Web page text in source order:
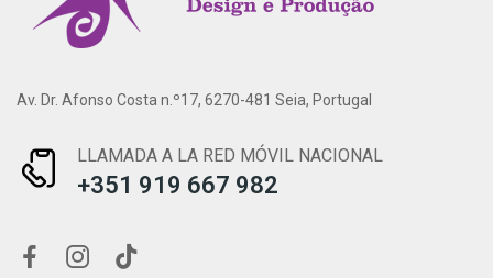
Av. Dr. Afonso Costa n.º17, 6270-481 Seia, Portugal
LLAMADA A LA RED MÓVIL NACIONAL
+351 919 667 982